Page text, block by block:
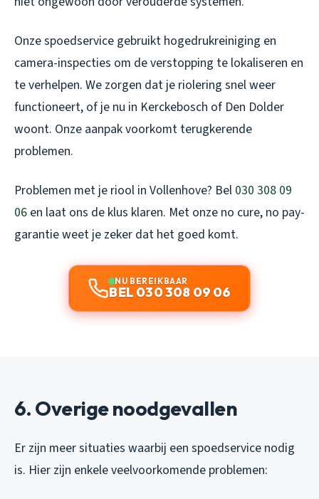
Onze spoedservice gebruikt hogedrukreiniging en
camera-inspecties om de verstopping te lokaliseren en
te verhelpen. We zorgen dat je riolering snel weer
functioneert, of je nu in Kerckebosch of Den Dolder
woont. Onze aanpak voorkomt terugkerende
problemen.
Problemen met je riool in Vollenhove? Bel 030 308 09
06 en laat ons de klus klaren. Met onze no cure, no pay-
garantie weet je zeker dat het goed komt.
NU BEREIKBAAR
BEL 030 308 09 06
6. Overige noodgevallen
Er zijn meer situaties waarbij een spoedservice nodig
is. Hier zijn enkele veelvoorkomende problemen: